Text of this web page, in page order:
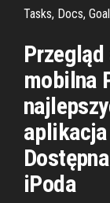
Tasks, Docs,
mobilna
iPoda